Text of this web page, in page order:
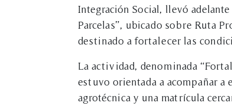
Integración Social, llevó
Parcelas”, ubicado sobre Ruta
destinado a fortalecer las
La actividad, denominada
estuvo orientada a acompañar
agrotécnica y una matrícula